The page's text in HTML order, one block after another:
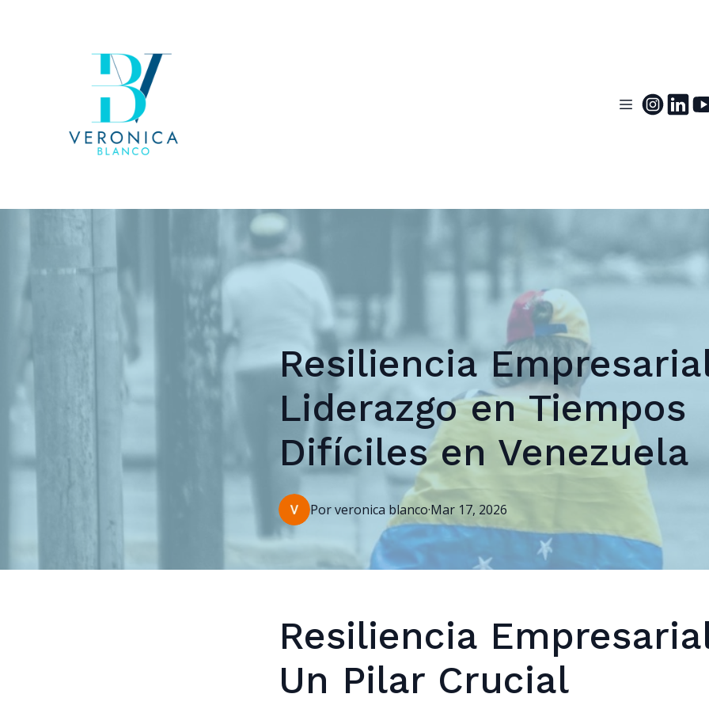
Resiliencia
Liderazgo en Tiempos
Difíciles en Venezuela
Mar 17, 2026
·
Porveronica blanco
Resiliencia
Un Pilar Crucial